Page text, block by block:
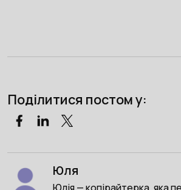
Поділитися постом у:
Юля